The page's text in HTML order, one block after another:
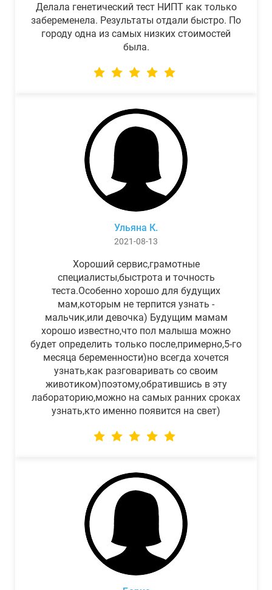
Делала генетический тест НИПТ как только
забеременела. Результаты отдали быстро. По
городу одна из самых низких стоимостей
была.
Ульяна К.
2021-08-13
Хороший сервис,грамотные
специалисты,быстрота и точность
теста.Особенно хорошо для будущих
мам,которым не терпится узнать -
мальчик,или девочка) Будущим мамам
хорошо известно,что пол малыша можно
будет определить только после,примерно,5-го
месяца беременности)но всегда хочется
узнать,как разговаривать со своим
животиком)поэтому,обратившись в эту
лабораторию,можно на самых ранних сроках
узнать,кто именно появится на свет)